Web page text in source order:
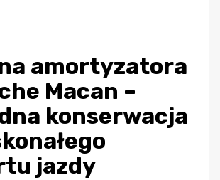
amortyzatora
Macan –
konserwacja
jazdy